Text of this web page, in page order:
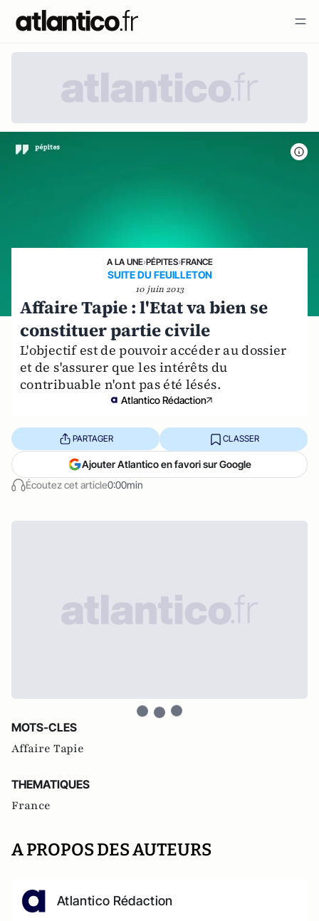
A LA UNE›PÉPITES›FRANCE
SUITE DU FEUILLETON
10 juin 2013
Affaire Tapie : l'Etat va bien se
constituer partie civile
L'objectif est de pouvoir accéder au dossier
et de s'assurer que les intérêts du
contribuable n'ont pas été lésés.
Atlantico Rédaction
Écoutez cet article0:00min
PARTAGER CLASSER
Ajouter Atlantico en favori sur Google
MOTS-CLES
Affaire Tapie
THEMATIQUES
France
A PROPOS DES AUTEURS
Atlantico Rédaction